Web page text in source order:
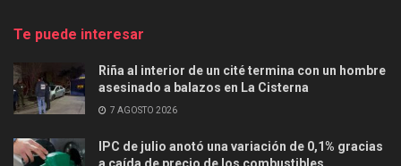
Te puede interesar
Riña al interior de un cité termina con un hombre
asesinado a balazos en La Cisterna
7 AGOSTO 2026
IPC de julio anotó una variación de 0,1% gracias